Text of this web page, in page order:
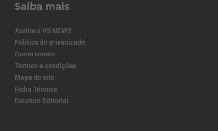
Saiba mais
Assine a VS NEWS
Política de privacidade
Quem somos
Termos e condições
Mapa do site
Ficha Técnica
Estatuto Editorial